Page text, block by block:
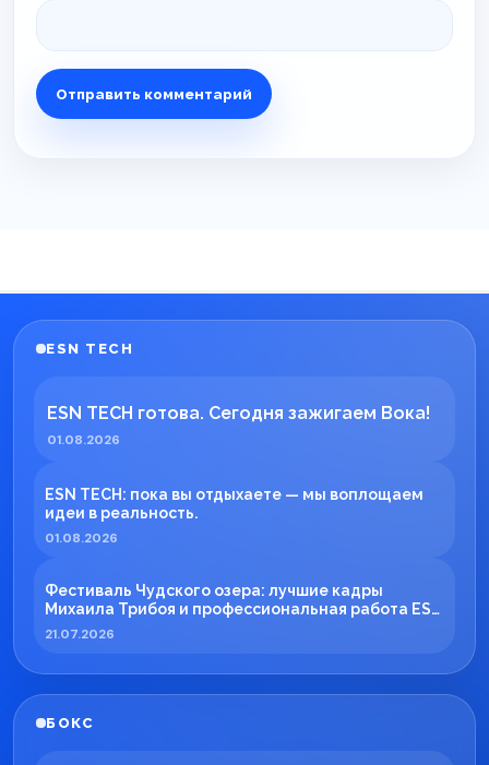
ESN TECH
ESN TECH готова. Сегодня зажигаем Вока!
01.08.2026
ESN TECH: пока вы отдыхаете — мы воплощаем
идеи в реальность.
01.08.2026
Фестиваль Чудского озера: лучшие кадры
Михаила Трибоя и профессиональная работа ESN
TECH
21.07.2026
БОКС